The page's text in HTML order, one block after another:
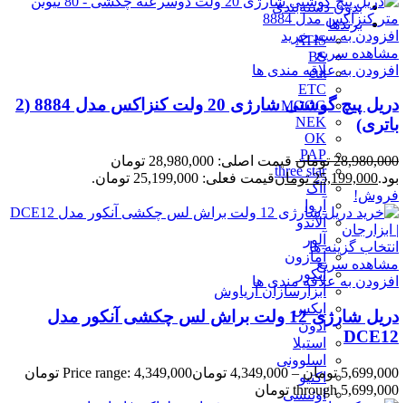
بدون دسته‌بندی
برندها
ATIS
BS
cut
ETC
MOOG
NEK
OK
PAP
three star
آاگ
آروا
آلاندو
آلور
آمازون
آنکور
ابزارسازان آریاوش
اپکس
ادون
استیلا
اسلوونی
اکتیو
اوتنسی
افزودن به سبد خرید
مشاهده سریع
افزودن به علاقه مندی ها
دریل پیچ گوشتی شارژی 20 ولت کنزاکس مدل 8884 (2
باتری)
28,980,000 تومان
قیمت اصلی: 28,980,000 تومان
بود.25,199,000 تومانقیمت فعلی: 25,199,000 تومان.
فروش!
انتخاب گزینه ها
مشاهده سریع
افزودن به علاقه مندی ها
دریل شارژی 12 ولت براش لس چکشی آنکور مدل
DCE12
5,699,000 تومان –
4,349,000 تومان
Price range: 4,349,000 تومان
through 5,699,000 تومان